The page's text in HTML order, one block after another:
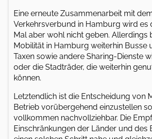
Eine erneute Zusammenarbeit mit
Verkehrsverbund in Hamburg wird es
Mal aber wohl nicht geben. Allerdings
Mobilität in Hamburg weiterhin Busse
Taxen sowie andere Sharing-Dienste
oder die Stadträder, die weiterhin
können.
Letztendlich ist die Entscheidung von
Betrieb vorübergehend einzustellen
vollkommen nachvollziehbar. Die
Einschränkungen der Länder und des